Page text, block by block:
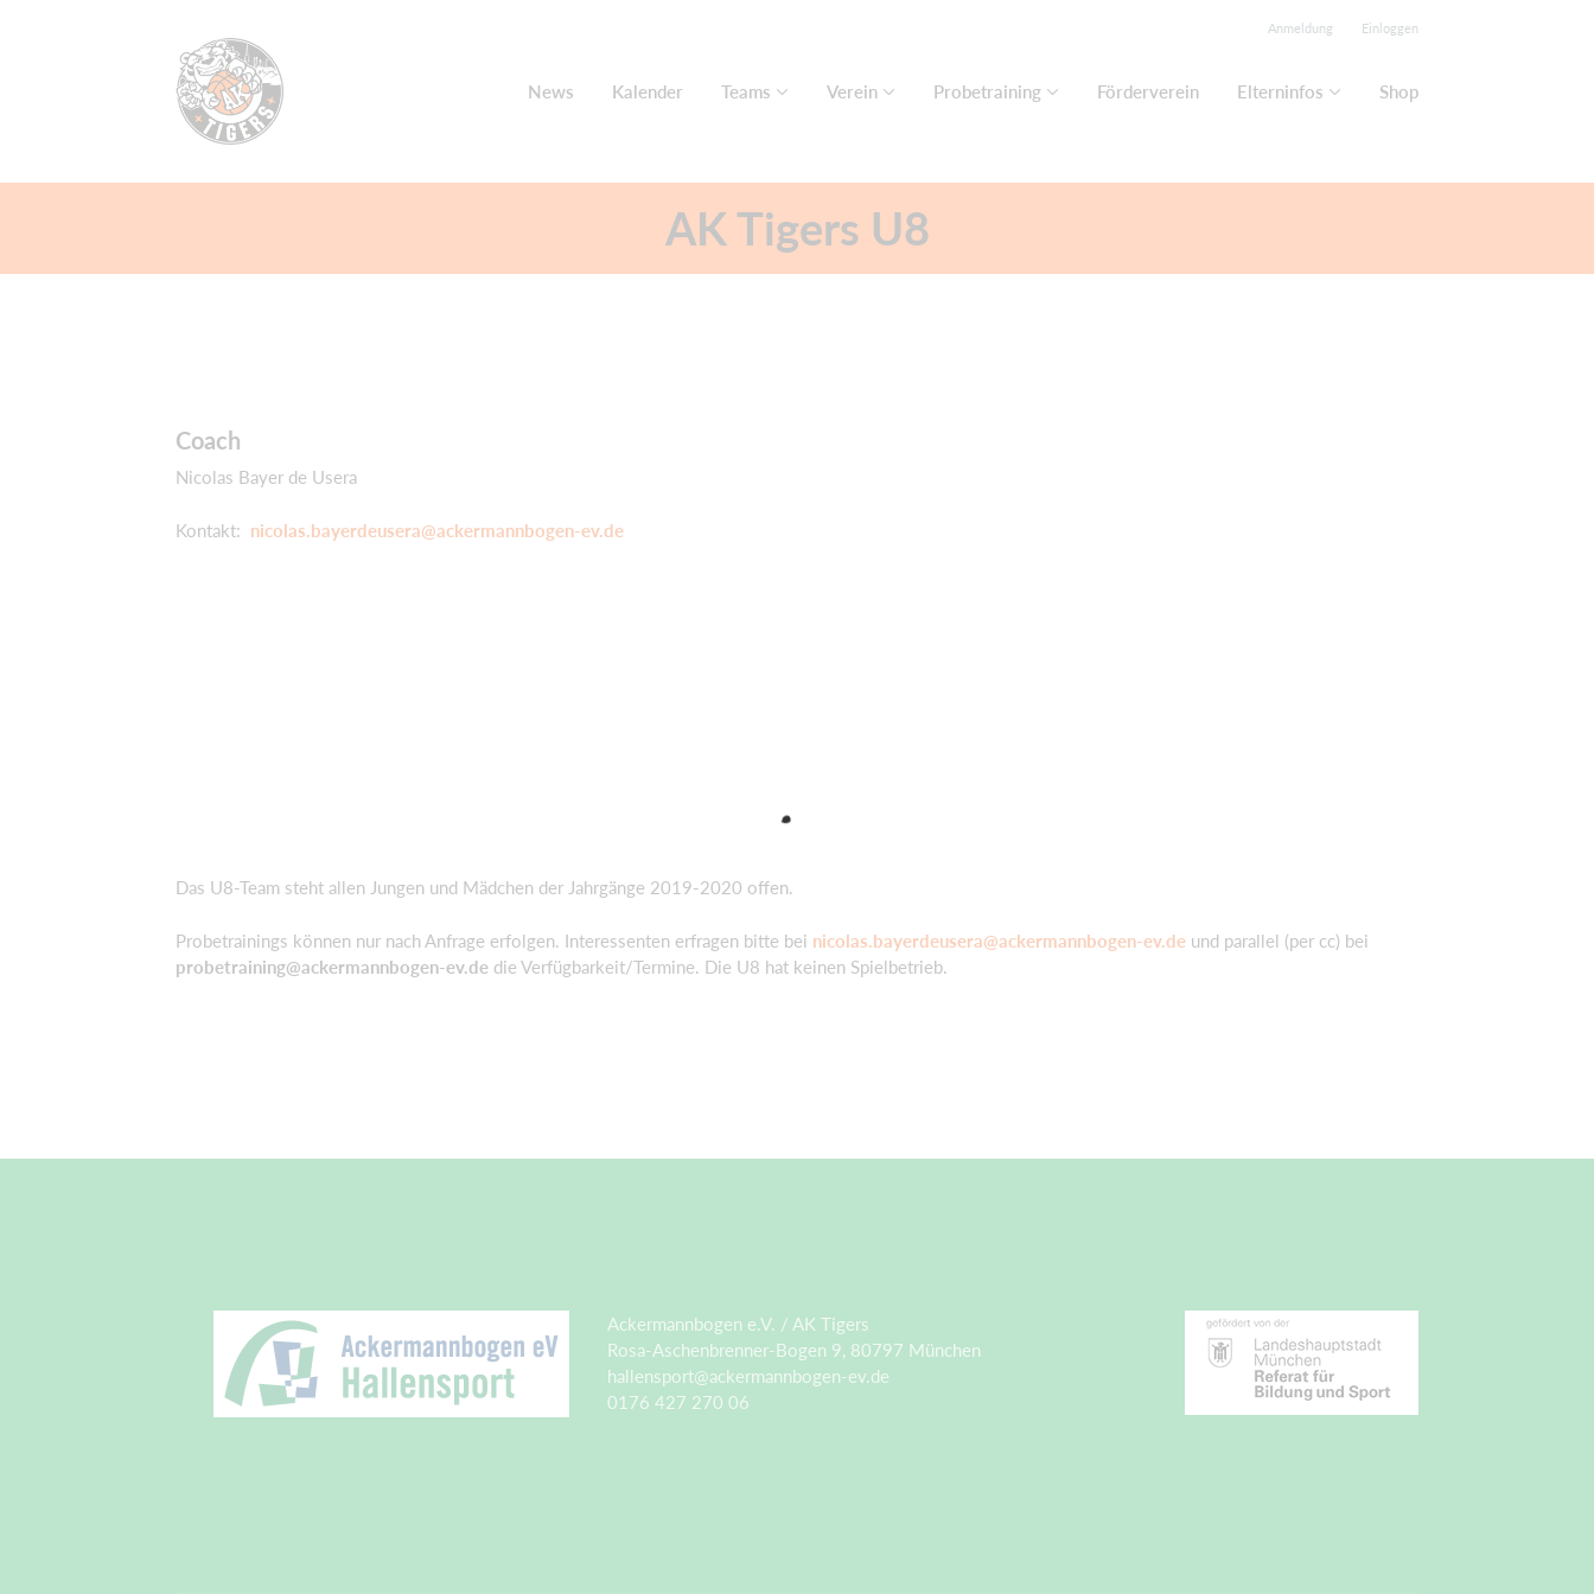
Anmeldung Einloggen
News Kalender Teams Verein Probetraining Förderverein Elterninfos Shop
AK Tigers U8
Coach
Nicolas Bayer de Usera
Kontakt: nicolas.bayerdeusera@ackermannbogen-ev.de
Das U8-Team steht allen Jungen und Mädchen der Jahrgänge 2019-2020 offen.
Probetrainings können nur nach Anfrage erfolgen. Interessenten erfragen bitte bei nicolas.bayerdeusera@ackermannbogen-ev.de und parallel (per cc) bei
probetraining@ackermannbogen-ev.de die Verfügbarkeit/Termine. Die U8 hat keinen Spielbetrieb.
Ackermannbogen e.V. / AK Tigers
Rosa-Aschenbrenner-Bogen 9, 80797 München
hallensport@ackermannbogen-ev.de
0176 427 270 06